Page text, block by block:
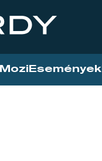
Mozi Események